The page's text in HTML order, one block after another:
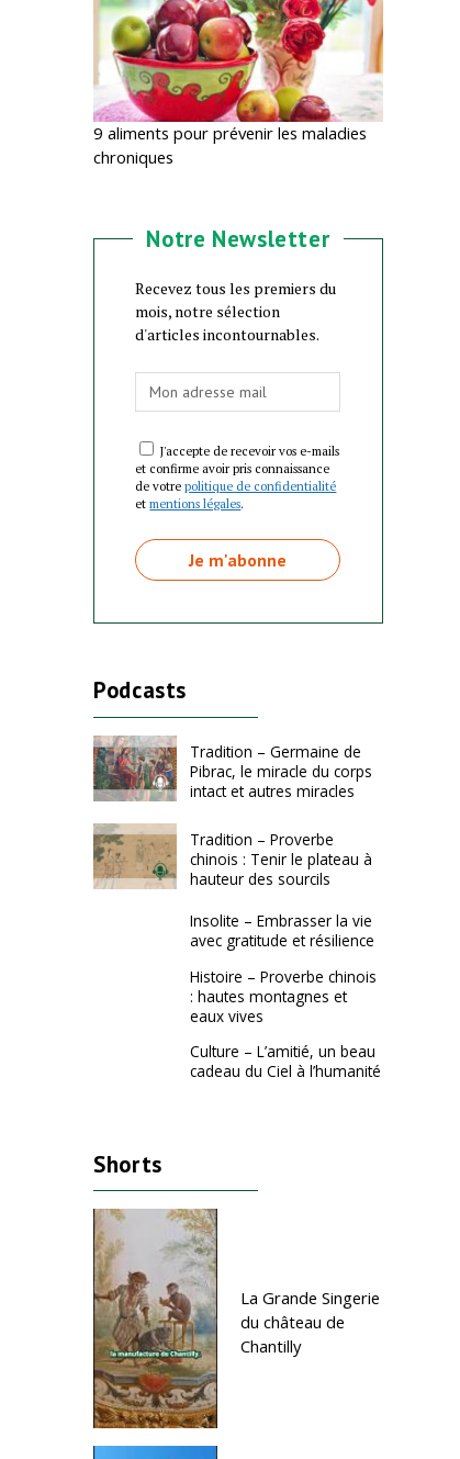
9 aliments pour prévenir les maladies
chroniques
Notre Newsletter
Recevez tous les premiers du
mois, notre sélection
d'articles incontournables.
J'accepte de recevoir vos e-mails
et confirme avoir pris connaissance
de votrepolitique de confidentialité
etmentions légales.
Podcasts
Tradition – Germaine de
Pibrac, le miracle du corps
intact et autres miracles
Tradition – Proverbe
chinois : Tenir le plateau à
hauteur des sourcils
Insolite – Embrasser la vie
avec gratitude et résilience
Histoire – Proverbe chinois
: hautes montagnes et
eaux vives
Culture – L’amitié, un beau
cadeau du Ciel à l’humanité
Shorts
La Grande Singerie
du château de
Chantilly